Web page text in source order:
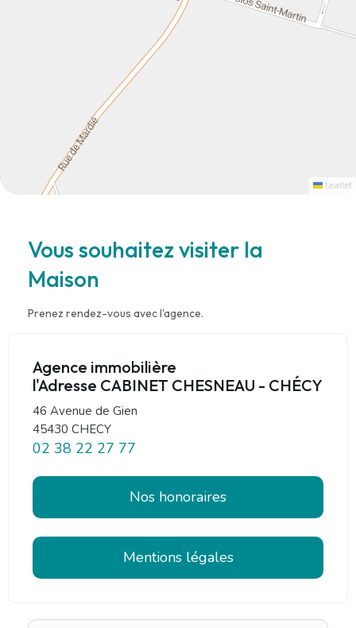
Leaflet
Vous souhaitez visiter la
Maison
Prenez rendez-vous avec l'agence.
Agence immobilière
l'Adresse CABINET CHESNEAU - CHÉCY
46 Avenue de Gien
45430 CHECY
02 38 22 27 77
Nos honoraires
Mentions légales